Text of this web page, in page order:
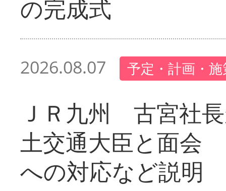
の完成式
2026.08.07 予定・計画・
ＪＲ九州 古宮社
土交通大臣と面会
への対応など説明